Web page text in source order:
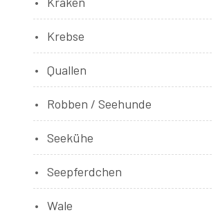
Krebse
Quallen
Robben / Seehunde
Seekühe
Seepferdchen
Wale